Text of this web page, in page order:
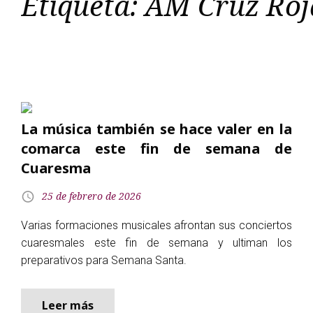
La música también se hace valer en la
comarca este fin de semana de
Cuaresma
25 de febrero de 2026
Varias formaciones musicales afrontan sus conciertos
cuaresmales este fin de semana y ultiman los
preparativos para Semana Santa.
Leer más